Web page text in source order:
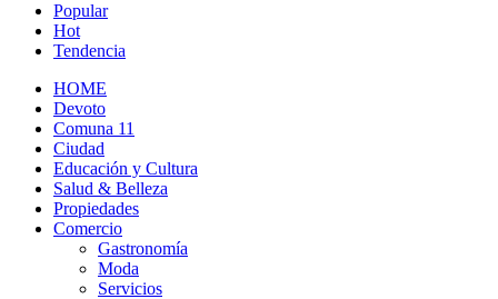
Popular
Hot
Tendencia
HOME
Devoto
Comuna 11
Ciudad
Educación y Cultura
Salud & Belleza
Propiedades
Comercio
Gastronomía
Moda
Servicios